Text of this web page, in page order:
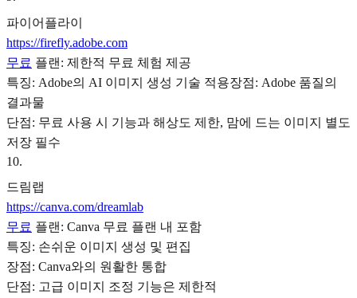
파이어플라이
https://firefly.adobe.com
무료 플랜: 제한적 무료 체험 제공
특징: Adobe의 AI 이미지 생성 기술 적용장점: Adobe 품질의
결과물
단점: 무료 사용 시 기능과 해상도 제한, 맘에 드는 이미지 별도
저장 필수
10.
드림랩
https://canva.com/dreamlab
무료 플랜: Canva 무료 플랜 내 포함
특징: 손쉬운 이미지 생성 및 편집
장점: Canva와의 원활한 통합
단점: 고급 이미지 조정 기능은 제한적